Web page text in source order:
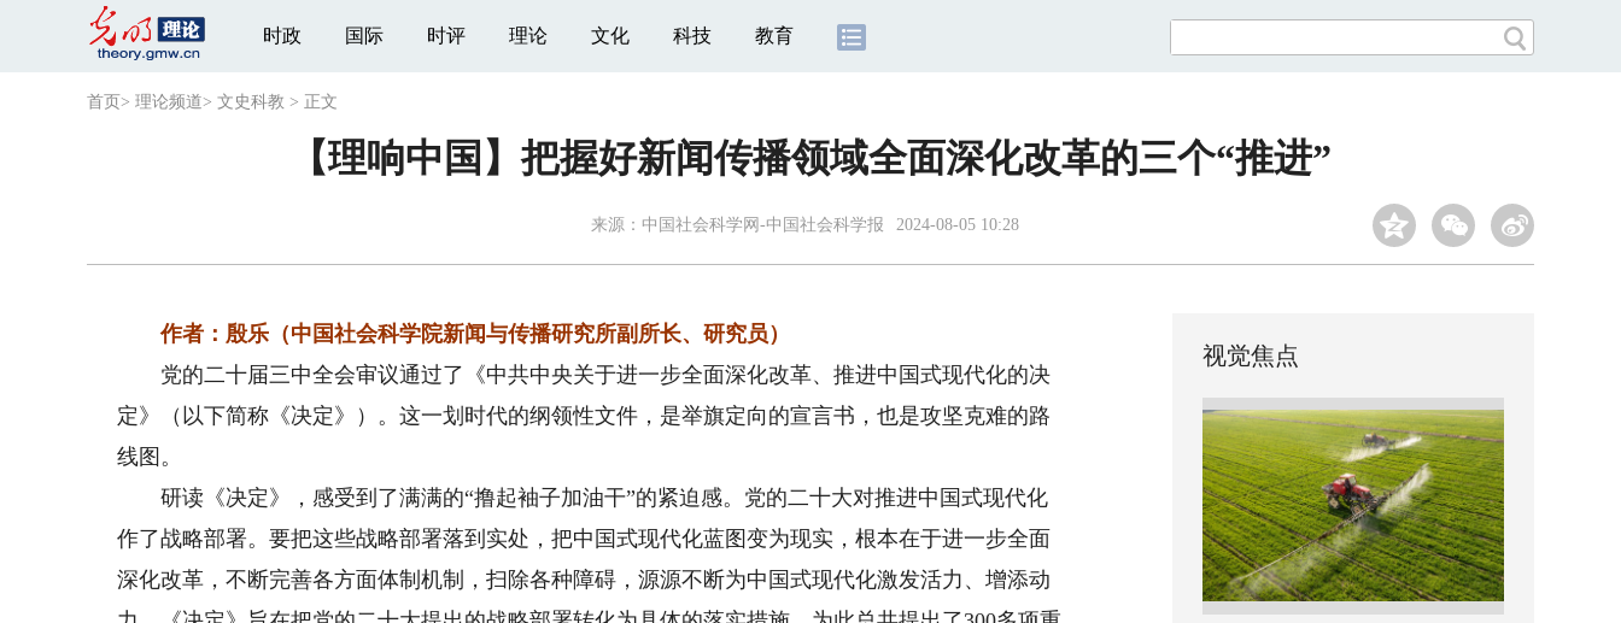
时政 国际 时评 理论 文化 科技 教育
首页 > 理论频道> 文史科教 > 正文
【理响中国】把握好新闻传播领域全面深化改革的三个“推进”
来源： 中国社会科学网-中国社会科学报 2024-08-05 10:28
作者：殷乐（中国社会科学院新闻与传播研究所副所长、研究员）
党的二十届三中全会审议通过了《中共中央关于进一步全面深化改革、推进中国式现代化的决
定》（以下简称《决定》）。这一划时代的纲领性文件，是举旗定向的宣言书，也是攻坚克难的路
线图。
研读《决定》，感受到了满满的“撸起袖子加油干”的紧迫感。党的二十大对推进中国式现代化
作了战略部署。要把这些战略部署落到实处，把中国式现代化蓝图变为现实，根本在于进一步全面
深化改革，不断完善各方面体制机制，扫除各种障碍，源源不断为中国式现代化激发活力、增添动
视觉焦点